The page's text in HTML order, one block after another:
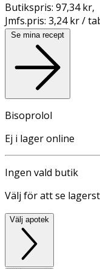
Butikspris: 97,34 kr,
Jmfs.pris: 3,24 kr /
Se mina recept
Bisoprolol
Ej i lager online
Ingen vald butik
Välj för att se
Välj apotek